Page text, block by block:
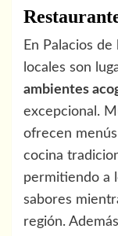
En Palacios
locales son
ambientes
excepcional.
ofrecen
cocina
permitiendo a
sabores
región.